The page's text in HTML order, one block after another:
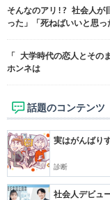
そんなのアリ!? 社会人が
った」「死ねばいいと思っ
「 大学時代の恋人とその
ホンネは
話題のコンテンツ
実はがんばり
診断
社会人デビュ